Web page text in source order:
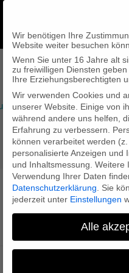
dem Sheffield Doc/Fest
Wir benötigen Ihre
Website weiter besuchen
Wenn Sie unter 16 Jahre alt
zu freiwilligen Diensten
Ihre Erziehungsberechtigten
Wir verwenden Cookies und
unserer Website. Einige von
während andere uns helfen,
Erfahrung zu verbessern.
können verarbeitet werden
personalisierte Anzeigen und
und Inhaltsmessung. Weitere
Verwendung Ihrer Daten
Datenschutzerklärung
Sie
jederzeit unter Einstellungen
Alle